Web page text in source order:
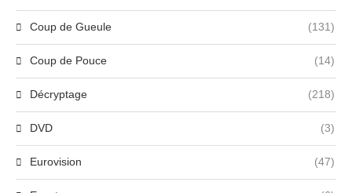
Coup de Gueule (131)
Coup de Pouce (14)
Décryptage (218)
DVD (3)
Eurovision (47)